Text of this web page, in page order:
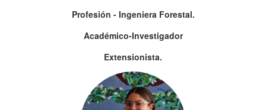
Profesión - Ingeniera Forestal.
Académico-Investigador
Extensionista.